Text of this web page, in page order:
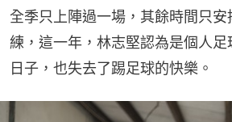
全季只上陣過一場，其餘時間只安
練，這一年，林志堅認為是個人
日子，也失去了踢足球的快樂。